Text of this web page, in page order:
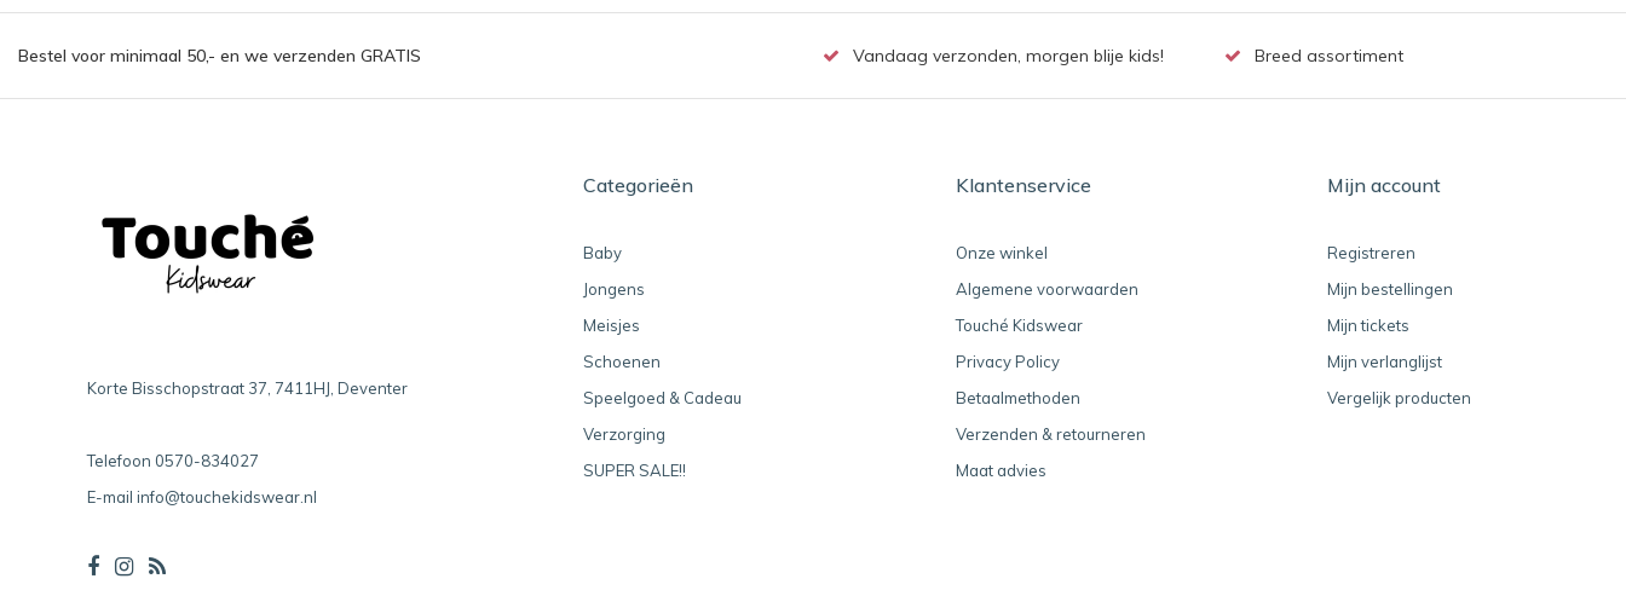
Bestel voor minimaal 50,- en we verzenden GRATIS Vandaag verzonden, morgen blije kids! Breed assortiment
Korte Bisschopstraat 37, 7411HJ, Deventer
Telefoon 0570-834027
E-mail info@touchekidswear.nl
Categorieën
Baby
Jongens
Meisjes
Schoenen
Speelgoed & Cadeau
Verzorging
SUPER SALE!!
Klantenservice
Onze winkel
Algemene voorwaarden
Touché Kidswear
Privacy Policy
Betaalmethoden
Verzenden & retourneren
Maat advies
Mijn account
Registreren
Mijn bestellingen
Mijn tickets
Mijn verlanglijst
Vergelijk producten